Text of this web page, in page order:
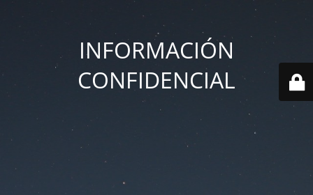
INFORMACIÓN
CONFIDENCIAL